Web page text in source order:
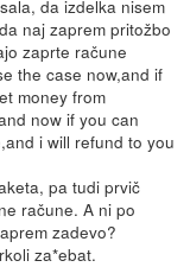
da izdelka nisem
naj zaprem pritožbo
zaprte račune
the case now,and if
money from
now if you can
i will refund to you
pa tudi prvič
račune. A ni po
zadevo?
za*ebat.